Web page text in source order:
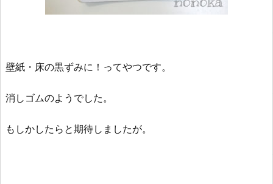
壁紙・床の黒ずみに！ってやつです。
消しゴムのようでした。
もしかしたらと期待しましたが。